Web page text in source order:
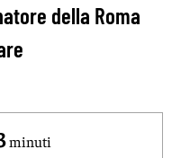
della Roma
minuti